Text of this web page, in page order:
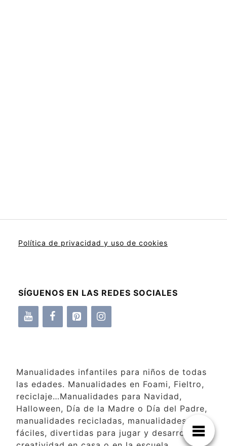
Política de privacidad y uso de cookies
SÍGUENOS EN LAS REDES SOCIALES
Manualidades infantiles para niños de todas
las edades. Manualidades en Foami, Fieltro,
reciclaje…Manualidades para Navidad,
Halloween, Día de la Madre o Día del Padre,
manualidades recicladas, manualidades
fáciles, divertidas para jugar y desarrollar la